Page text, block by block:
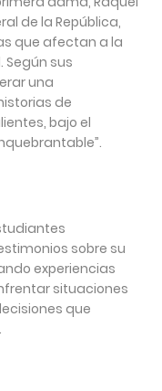
de la República,
que afectan a la
Según sus
una
de
bajo el
sobre su
experiencias
situaciones
que